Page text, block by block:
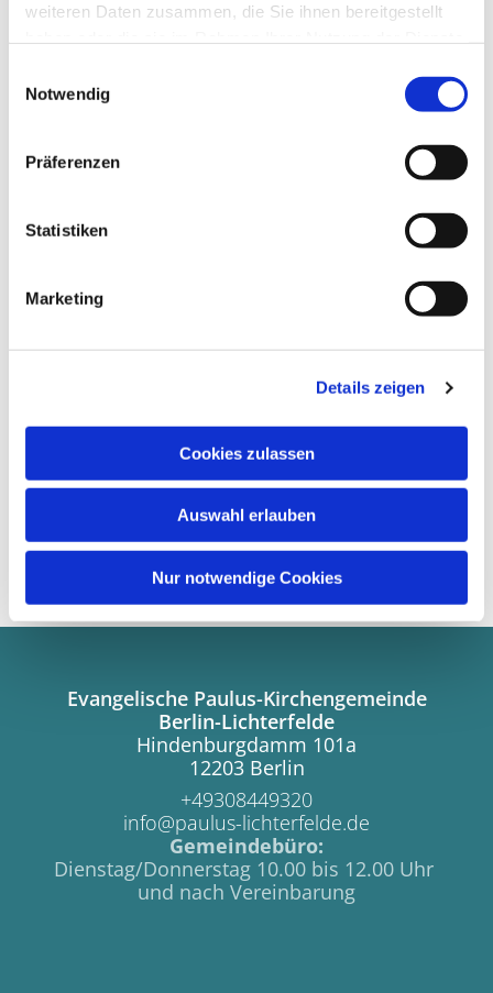
weiteren Daten zusammen, die Sie ihnen bereitgestellt
Notwendig
Präferenzen
Statistiken
Marketing
Details zeigen
Cookies zulassen
Auswahl erlauben
Nur notwendige Cookies
Diakonin Carola Meister
: 030 84 49 32 25 (Küsterei)
Email: meister(at)paulus-lichterfelde.de
Evangelische Paulus-Kirchengemeinde
Berlin-Lichterfelde
Hindenburgdamm 101a
12203 Berlin
+49308449320
info@paulus-lichterfelde.de
Gemeindebüro:
Dienstag/Donnerstag 10.00 bis 12.00 Uhr
und nach Vereinbarung